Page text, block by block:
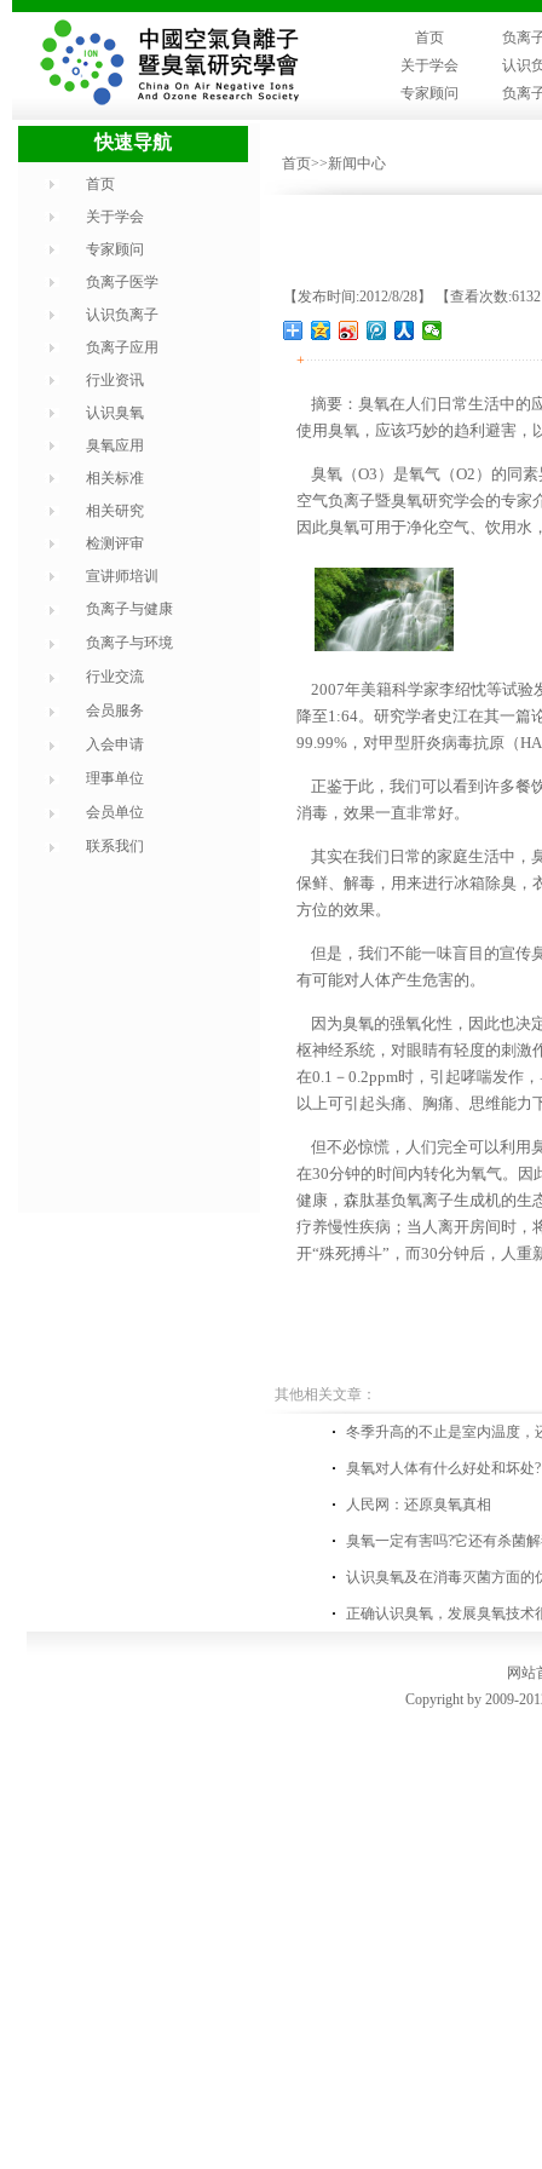
首页
负离
关于学会
认识
专家顾问
负离
快速导航
首页
关于学会
专家顾问
负离子医学
认识负离子
负离子应用
行业资讯
认识臭氧
臭氧应用
相关标准
相关研究
检测评审
宣讲师培训
负离子与健康
负离子与环境
行业交流
会员服务
入会申请
理事单位
会员单位
联系我们
首页>>新闻中心
【发布时间:2012/8/28】 【查看次数
+
摘要：臭氧在人们日常生活中的
使用臭氧，应该巧妙的趋利避害
臭氧（O3）是氧气（O2）的同
空气负离子暨臭氧研究学会的专家
因此臭氧可用于净化空气、饮用水
2007年美籍科学家李绍忱等试验
降至1:64。研究学者史江在其一篇
99.99%，对甲型肝炎病毒抗原（
正鉴于此，我们可以看到许多餐
消毒，效果一直非常好。
其实在我们日常的家庭生活中，
保鲜、解毒，用来进行冰箱除臭，
方位的效果。
但是，我们不能一味盲目的宣传
有可能对人体产生危害的。
因为臭氧的强氧化性，因此也决
枢神经系统，对眼睛有轻度的刺激
在0.1－0.2ppm时，引起哮喘发作
以上可引起头痛、胸痛、思维能力
但不必惊慌，人们完全可以利用
在30分钟的时间内转化为氧气。
健康，森肽基负氧离子生成机的生
疗养慢性疾病；当人离开房间时，
开“殊死搏斗”，而30分钟后，人
其他相关文章：
冬季升高的不止是室内温度，
臭氧对人体有什么好处和坏处?
人民网：还原臭氧真相
臭氧一定有害吗?它还有杀菌
认识臭氧及在消毒灭菌方面的
正确认识臭氧，发展臭氧技术
网站
Copyright by 2009-